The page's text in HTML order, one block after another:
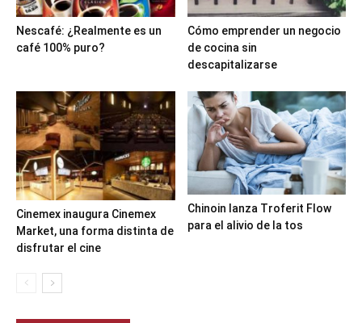
Nescafé: ¿Realmente es un
café 100% puro?
Cómo emprender un negocio
de cocina sin
descapitalizarse
Cinemex inaugura Cinemex
Market, una forma distinta de
disfrutar el cine
Chinoin lanza Troferit Flow
para el alivio de la tos